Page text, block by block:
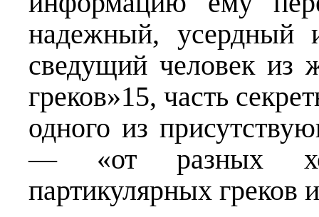
надежный, усердный
сведущий человек из
греков»15, часть
одного из
— «от разных
партикулярных греков